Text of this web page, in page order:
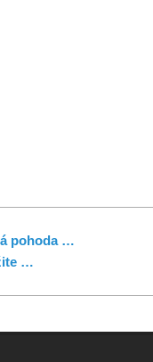
pohoda …
…